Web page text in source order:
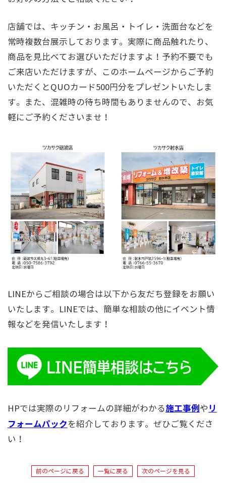
店舗では、キッチン・お風呂・トイレ・洗面台などを
常時複数台展示しております。実際に商品触れたり、
商品を見比べてお選びいただけますよ！予約不要でも
ご来店いただけますが、このホームページからご予約
いただくとQUOカード500円分をプレゼントいたしま
す。また、混雑時の待ち時間もありませんので、お気
軽にご予約くださいませ！
LINEからご相談の場合は以下から友だち登録をお願い
いたします。LINEでは、簡単な相談の他にイベント情
報などを発信いたします！
HPでは実際のリフォームの詳細がわかる施工事例やリ
フォームパックを紹介しております。ぜひご覧くださ
い！
前のページに戻る 一覧に戻る 次のページを見る